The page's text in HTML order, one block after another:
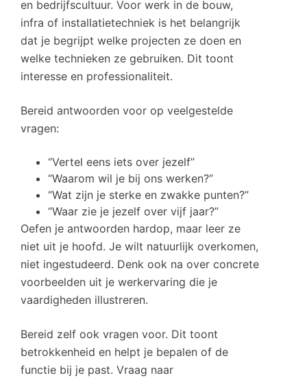
en bedrijfscultuur. Voor werk in de bouw,
infra of installatietechniek is het belangrijk
dat je begrijpt welke projecten ze doen en
welke technieken ze gebruiken. Dit toont
interesse en professionaliteit.
Bereid antwoorden voor op veelgestelde
vragen:
“Vertel eens iets over jezelf”
“Waarom wil je bij ons werken?”
“Wat zijn je sterke en zwakke punten?”
“Waar zie je jezelf over vijf jaar?”
Oefen je antwoorden hardop, maar leer ze
niet uit je hoofd. Je wilt natuurlijk overkomen,
niet ingestudeerd. Denk ook na over concrete
voorbeelden uit je werkervaring die je
vaardigheden illustreren.
Bereid zelf ook vragen voor. Dit toont
betrokkenheid en helpt je bepalen of de
functie bij je past. Vraag naar